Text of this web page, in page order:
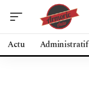
Actu Administratif